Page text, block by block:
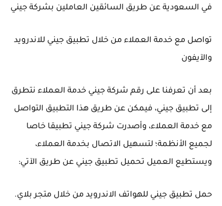
في السعودية عن طريق السائقين العاملين بشركة جيني
تواصل مع خدمة العملاء من خلال تطبيق جيني للاندرويد
والآيفون
بعد أن تعرفنا على رقم شركة جيني خدمة العملاء نتطرق
إلى تطبيق جيني، فيمكن عن طريق هذا التطبيق التواصل
مع خدمة العملاء، وأصدرت شركة جيني تطبيقا خاصا
لجميع الأنظمة؛ لتسهيل الاتصال بخدمة العملاء،
ويستطيع العميل تحميل تطبيق جيني عن طريق الآتي:
حمل تطبيق جيني للهواتف الاندرويد من خلال متجر بلاي.